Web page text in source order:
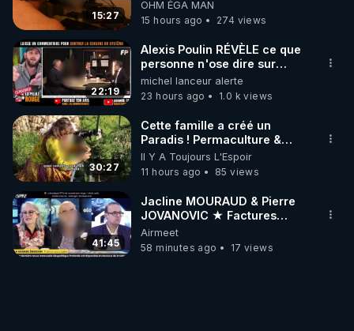
15:27
OHM ÉGA MAN
15 hours ago
274 views
22:19
Alexis Poulin RÉVÈLE ce que
personne n'ose dire sur
l'Union européenne (C'est
explosif)
michel lanceur alerte
23 hours ago
1.0 k views
30:27
Cette famille a créé un
Paradis ! Permaculture &
Autonomie
Il Y A Toujours L'Espoir
11 hours ago
85 views
41:45
Jacline MOURAUD & Pierre
JOVANOVIC ★ Factures
Impayées : Où Est Passé Le
Pognon ?
Airmeet
58 minutes ago
17 views